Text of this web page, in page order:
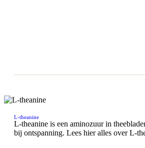
L-theanine
L-theanine is een aminozuur in
bij ontspanning. Lees hier alles over L-